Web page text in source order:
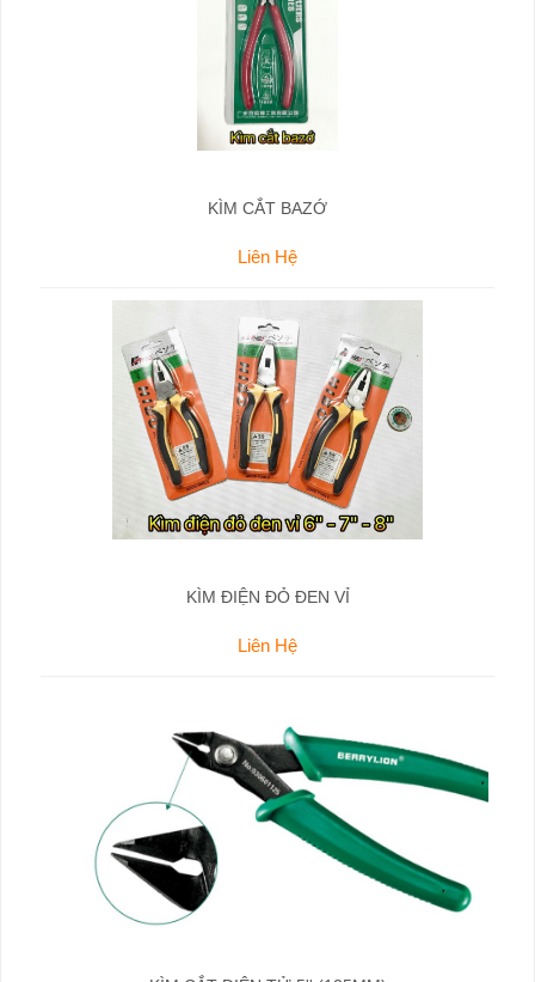
KÌM CẮT BAZỚ
Liên Hệ
KÌM ĐIỆN ĐỎ ĐEN VỈ
Liên Hệ